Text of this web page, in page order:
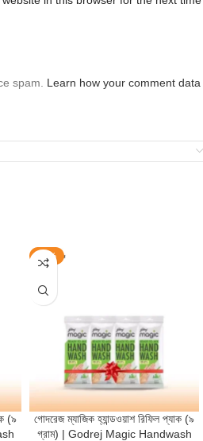
spam. Learn how your comment data
(৯
-14%
গোদরেজ ম্যাজিক হ্যান্ডওয়াশ রিফিল প্যাক (৯
গ্রাম) | Godrej Magic Handwash